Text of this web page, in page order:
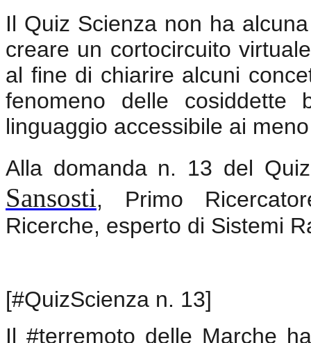
Il Quiz Scienza non ha
creare un cortocircuito
al fine di chiarire alcuni
fenomeno delle
linguaggio accessibile ai
Alla domanda n. 13 del
Sansosti, Primo
Ricerche, esperto di Sistemi
[#QuizScienza n. 13]
Il #terremoto delle Marche